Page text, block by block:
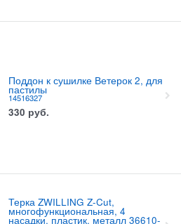
Поддон к сушилке Ветерок 2, для
пастилы
14516327
330 руб.
Терка ZWILLING Z-Cut,
многофункциональная, 4
насадки, пластик, металл 36610-